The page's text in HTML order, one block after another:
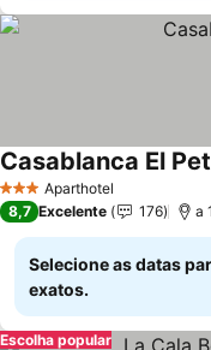
3 EstrelasAparthotel
Casablanca El
8,7 Excelente 176 a
Selecione as datas
exatos.
Escolha popular